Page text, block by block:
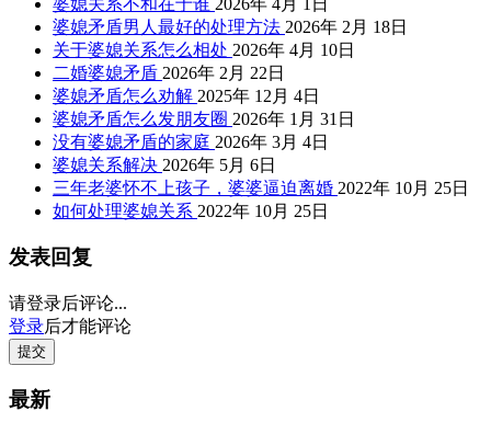
婆媳矛盾男人最好的处理方法 2026年 2月 18日
关于婆媳关系怎么相处 2026年 4月 10日
二婚婆媳矛盾 2026年 2月 22日
婆媳矛盾怎么劝解 2025年 12月 4日
婆媳矛盾怎么发朋友圈 2026年 1月 31日
没有婆媳矛盾的家庭 2026年 3月 4日
婆媳关系解决 2026年 5月 6日
三年老婆怀不上孩子，婆婆逼迫离婚 2022年 10月 25日
如何处理婆媳关系 2022年 10月 25日
发表回复
请登录后评论...
登录后才能评论
提交
最新